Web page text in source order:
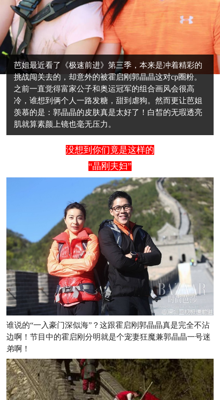
芭姐最近看了《极速前进》第三季，本来是冲着精彩的
挑战闯关去的，却意外的被霍启刚郭晶晶这对cp圈粉。
之前一直觉得富家公子和奥运冠军的组合画风会很高
冷，谁想到俩个人一路发糖，甜到虐狗。然而更让芭姐
羡慕的是：郭晶晶的皮肤真是太好了！白皙的无瑕透亮
肌就算素颜上镜也毫无压力。
没想到你们竟是这样的
“晶刚夫妇”
谁说的“一入豪门深似海”？这跟霍启刚郭晶晶真是完全不沾
边啊！节目中的霍启刚分明就是个宠妻狂魔兼郭晶晶一号迷
弟啊！